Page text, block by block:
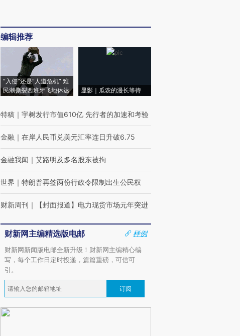
编辑推荐
“入侵”还是“人道危机” 难
民潮撕裂西班牙飞地休达
显影｜瓜农的漫长等待
特稿 ｜ 宇树发行市值610亿 先行者的加速和考验
金融 ｜ 在岸人民币兑美元汇率连日升破6.75
金融我闻 ｜ 艾路明及多名股东被拘
世界 ｜ 特朗普再签两份行政令限制出生公民权
财新周刊 ｜ 【封面报道】电力现货市场元年突进
财新网主编精选版电邮
样例
财新网新闻版电邮全新升级！财新网主编精心编
写，每个工作日定时投递，篇篇重磅，可信可
引。
订阅